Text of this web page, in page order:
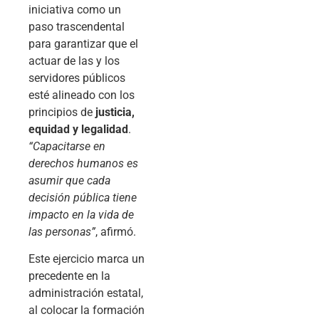
iniciativa como un
paso trascendental
para garantizar que el
actuar de las y los
servidores públicos
esté alineado con los
principios de justicia,
equidad y legalidad.
“Capacitarse en
derechos humanos es
asumir que cada
decisión pública tiene
impacto en la vida de
las personas”, afirmó.
Este ejercicio marca un
precedente en la
administración estatal,
al colocar la formación